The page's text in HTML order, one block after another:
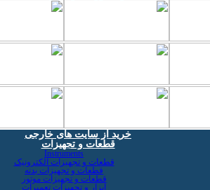
خرید از سایت های خارجی
قطعات و تجهیزات
Instruments
قطعات و تجهیزات الکترونیک
قطعات و تجهیزات بدنه
قطعات و تجهیزات موتور
ابزار و تجهیزات تعمیرات